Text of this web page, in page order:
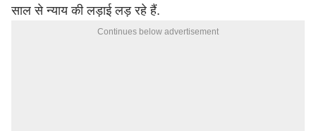
साल से न्याय की लड़ाई लड़ रहे हैं.
Continues below advertisement